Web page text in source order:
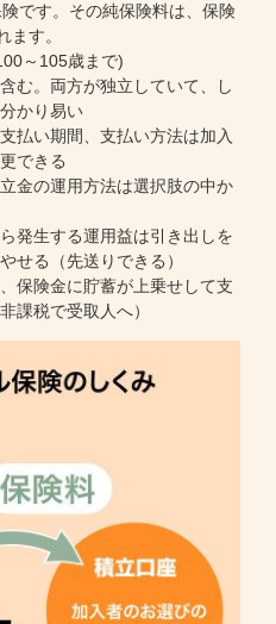
です。その純保険料は、保険
ます。
～105歳まで)
む。両方が独立していて、し
かり易い
払い期間、支払い方法は加入
できる
金の運用方法は選択肢の中か
発生する運用益は引き出しを
せる（先送りできる）
保険金に貯蓄が上乗せして支
課税で受取人へ）